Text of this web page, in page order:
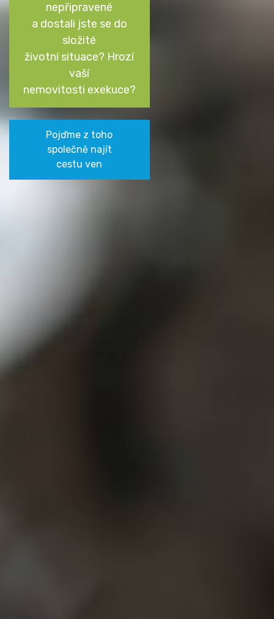
nepřipravené
a dostali jste se do
složité
životní situace? Hrozí
vaší
nemovitosti exekuce?
Pojďme z toho
společně najít
cestu ven